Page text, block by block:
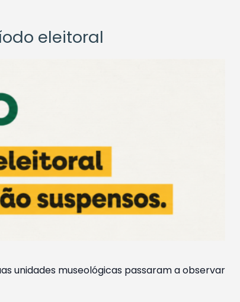
eleitoral
unidades museológicas passaram a observar